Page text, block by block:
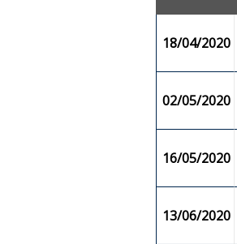
18/04/2020
02/05/2020
16/05/2020
13/06/2020